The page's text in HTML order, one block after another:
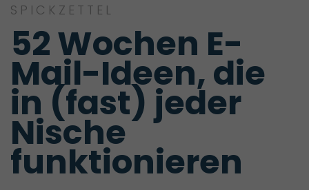
SPICKZETTEL
52 Wochen E-
Mail-Ideen, die
in (fast) jeder
Nische
funktionieren